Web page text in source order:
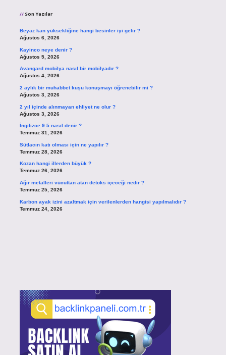
Son Yazılar
Beyaz kan yüksekliğine hangi besinler iyi gelir ?
Ağustos 6, 2026
Kayinco neye denir ?
Ağustos 5, 2026
Avangard mobilya nasıl bir mobilyadır ?
Ağustos 4, 2026
2 aylık bir muhabbet kuşu konuşmayı öğrenebilir mi ?
Ağustos 3, 2026
2 yıl içinde alınmayan ehliyet ne olur ?
Ağustos 3, 2026
İngilizce 9 5 nasıl denir ?
Temmuz 31, 2026
Sütlacın katı olması için ne yapılır ?
Temmuz 28, 2026
Kozan hangi illerden büyük ?
Temmuz 26, 2026
Ağır metalleri vücuttan atan detoks içeceği nedir ?
Temmuz 25, 2026
Karbon ayak izini azaltmak için verilenlerden hangisi yapılmalıdır ?
Temmuz 24, 2026